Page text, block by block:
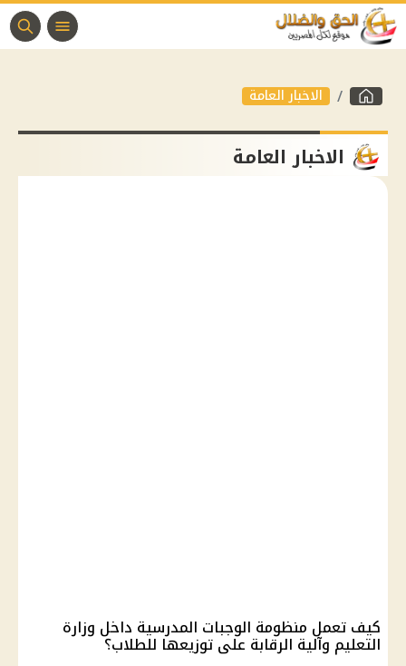
الاخبار العامة
الاخبار العامة
كيف تعمل منظومة الوجبات المدرسية داخل وزارة
التعليم وآلية الرقابة على توزيعها للطلاب؟